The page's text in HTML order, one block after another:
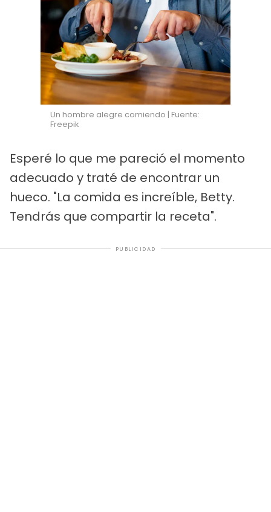
Un hombre alegre comiendo | Fuente:
Freepik
Esperé lo que me pareció el momento
adecuado y traté de encontrar un
hueco. "La comida es increíble, Betty.
Tendrás que compartir la receta".
PUBLICIDAD